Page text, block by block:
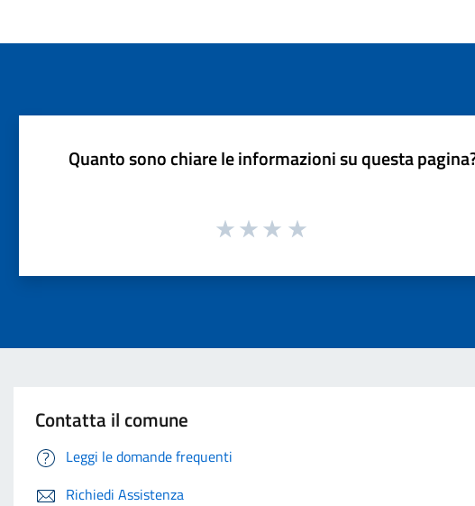
Quanto sono chiare le informazioni su questa
Contatta il comune
Leggi le domande frequenti
Richiedi Assistenza